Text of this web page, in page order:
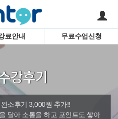
서비스안내
강사소개
회사소개
어린이
영자신
료안내 무료수업신청
강후기
소후기 3,000원 추가!!
달아 소통을 하고 포인트도 쌓아